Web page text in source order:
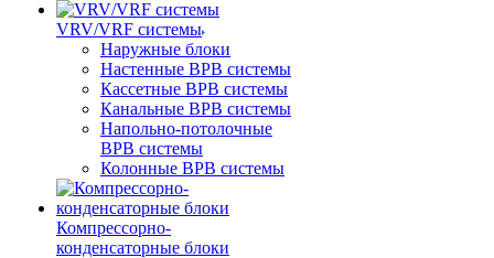
VRV/VRF системы
Наружные блоки
Настенные ВРВ системы
Кассетные ВРВ системы
Канальные ВРВ системы
Напольно-потолочные
ВРВ системы
Колонные ВРВ системы
Компрессорно-
конденсаторные блоки